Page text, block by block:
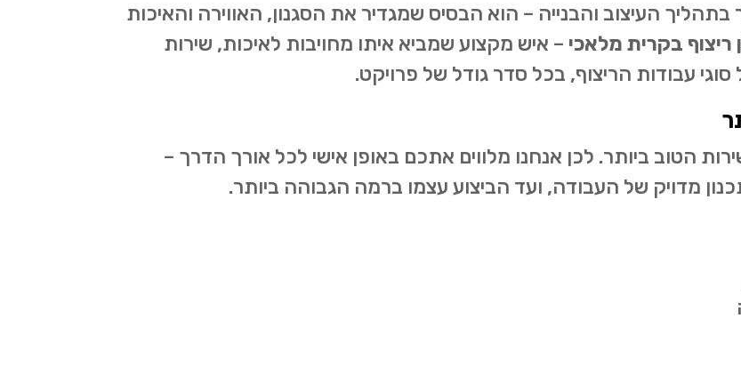
העיצוב והבנייה – הוא הבסיס שמגדיר את הסגנון, האווירה והאיכות
ריצוף בקרית מלאכי – איש מקצוע שמביא איתו מחויבות לאיכות, שירות
עבודות הריצוף, בכל סדר גודל של פרויקט.
הטוב ביותר. לכן אנחנו מלווים אתכם באופן אישי לכל אורך הדרך –
מדויק של העבודה, ועד הביצוע עצמו ברמה הגבוהה ביותר.